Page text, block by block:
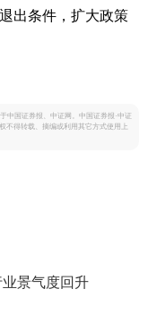
出条件，扩大政策
中国证券报、中证网。中国证券报·中证
不得转载、摘编或利用其它方式使用上
景气度回升